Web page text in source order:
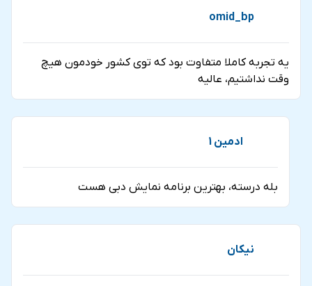
omid_bp
یه تجربه کاملا متفاوت بود که توی کشور خودمون هیچ
وقت نداشتیم، عالیه
ادمین 1
بله درسته، بهترین برنامه نمایش دبی هست
نیکان